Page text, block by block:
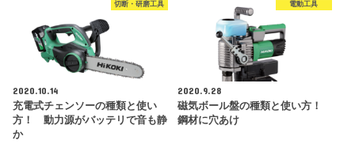
切断・研磨工具
2020.10.14
充電式チェンソーの種類と使い
方！ 動力源がバッテリで音も静
か
電動工具
2020.9.28
磁気ボール盤の種類と使い方！
鋼材に穴あけ